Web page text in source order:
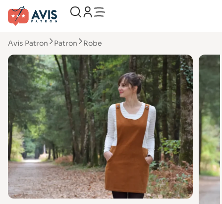
Avis Patron Patron Robe